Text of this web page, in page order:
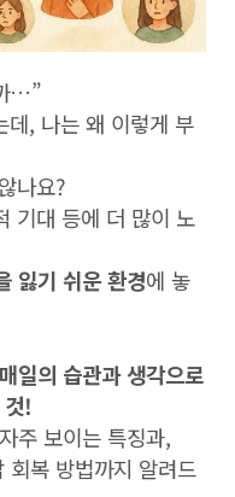
…”
데, 나는 왜 이렇게 부
나요?
기대 등에 더 많이 노
잃기 쉬운 환경에 놓
매일의 습관과 생각으로
!
주 보이는 특징과,
회복 방법까지 알려드